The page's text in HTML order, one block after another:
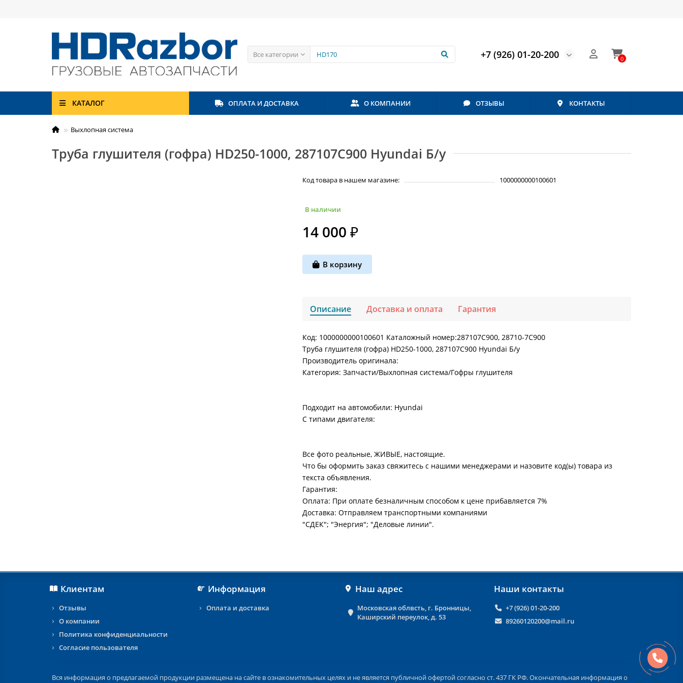
Все категории +7 (926) 01-20-200 0
КАТАЛОГ ОПЛАТА И ДОСТАВКА О КОМПАНИИ ОТЗЫВЫ КОНТАКТЫ
Выхлопная система
Труба глушителя (гофра) HD250-1000, 287107C900 Hyundai Б/у
Код товара в нашем магазине: 1000000000100601
В наличии
14 000 ₽
В корзину
Описание Доставка и оплата Гарантия
Код: 1000000000100601 Каталожный номер:287107C900, 28710-7C900
Труба глушителя (гофра) HD250-1000, 287107C900 Hyundai Б/у
Производитель оригинала:
Категория: Запчасти/Выхлопная система/Гофры глушителя
Подходит на автомобили: Hyundai
С типами двигателя:
Все фото реальные, ЖИВЫЕ, настоящие.
Что бы оформить заказ свяжитесь с нашими менеджерами и назовите код(ы) товара из
текста объявления.
Гарантия:
Оплата: При оплате безналичным способом к цене прибавляется 7%
Доставка: Отправляем транспортными компаниями
"СДЕК"; "Энергия"; "Деловые линии".
Клиентам
Отзывы
О компании
Политика конфиденциальности
Согласие пользователя
Информация
Оплата и доставка
Наш адрес
Московская облвсть, г. Бронницы,
Каширский переулок, д. 53
Наши контакты
+7 (926) 01-20-200
89260120200@mail.ru
Вся информация о предлагаемой продукции размещена на сайте в ознакомительных целях и не является публичной офертой согласно ст. 437 ГК РФ. Окончательная информация о